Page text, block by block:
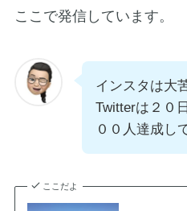
ここで発信しています。
インスタは大
Twitterは２０
００人達成し
ここだよ